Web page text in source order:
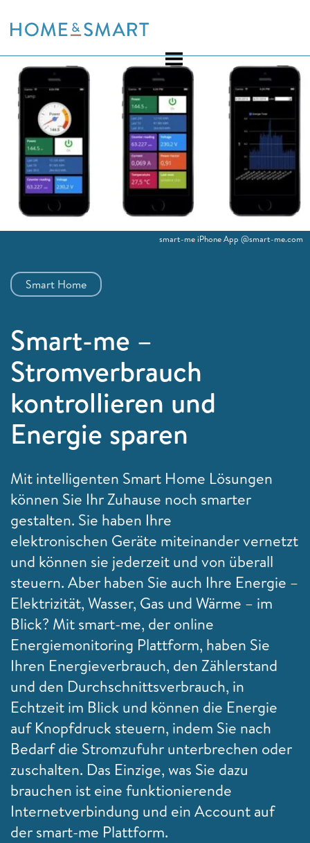
to
Smart Home
Smart-me –
Stromverbrauch
kontrollieren und
Energie sparen
Mit intelligenten Smart Home Lösungen
können Sie Ihr Zuhause noch smarter
gestalten. Sie haben Ihre
elektronischen Geräte miteinander vernetzt
und können sie jederzeit und von überall
steuern. Aber haben Sie auch Ihre Energie –
Elektrizität, Wasser, Gas und Wärme – im
Blick? Mit smart-me, der online
Energiemonitoring Plattform, haben Sie
Ihren Energieverbrauch, den Zählerstand
und den Durchschnittsverbrauch, in
Echtzeit im Blick und können die Energie
auf Knopfdruck steuern, indem Sie nach
Bedarf die Stromzufuhr unterbrechen oder
zuschalten. Das Einzige, was Sie dazu
brauchen ist eine funktionierende
Internetverbindung und ein Account auf
der smart-me Plattform.
smart-me iPhone App @smart-me.com